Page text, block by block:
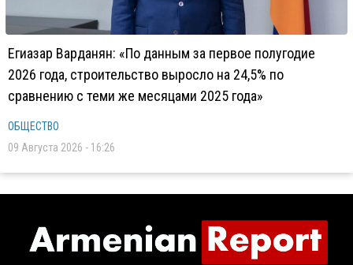
Егиазар Варданян: «По данным за первое полугодие
2026 года, строительство выросло на 24,5% по
сравнению с теми же месяцами 2025 года»
ОБЩЕСТВО
09 Августа 2026 - 16:26